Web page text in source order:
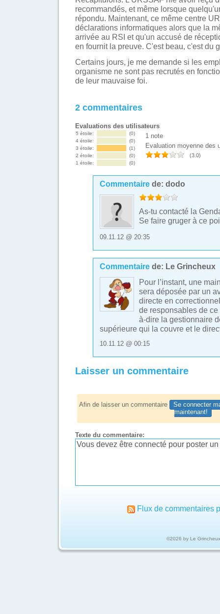
recommandés, et même lorsque
répondu. Maintenant, ce même centre
déclarations informatiques alors que la
arrivée au RSI et qu'un accusé de
en fournit la preuve. C'est beau, c'est du
Certains jours, je me demande si les
organisme ne sont pas recrutés en
de leur mauvaise foi.
2 commentaires
Evaluations des utilisateurs
5 étoile:
(0)
4 étoile:
(0)
3 étoile:
(1)
2 étoile:
(0)
1 étoile:
(0)
1 note
Evaluation moyenne des
* * * - (3.0)
Commentairede: dodo
* * * -
As-tu contacté la
Se faire gruger à ce
09.11.12 @ 20:35
Commentairede: Le Grincheux
Pour l’instant, une
sera déposée par un
directe en
de responsables de ce
à-dire la gestionnaire
supérieure qui la couvre et le
10.11.12 @ 00:15
Laisser un commentaire
Afin de laisser un commentaire
Se connecter
maintenant!
Texte du commentaire:
Flux de commentaires
©2026 by Le